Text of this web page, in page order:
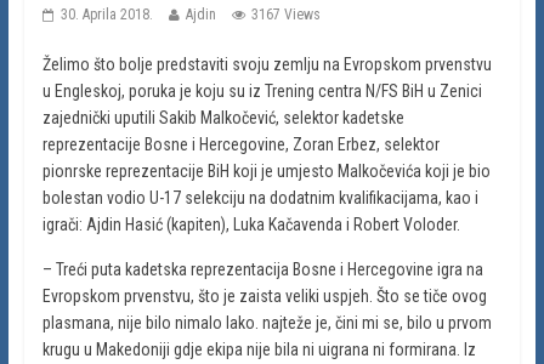
30. Aprila 2018. Ajdin 3167 Views
Želimo što bolje predstaviti svoju zemlju na Evropskom prvenstvu
u Engleskoj, poruka je koju su iz Trening centra N/FS BiH u Zenici
zajednički uputili Sakib Malkočević, selektor kadetske
reprezentacije Bosne i Hercegovine, Zoran Erbez, selektor
pionrske reprezentacije BiH koji je umjesto Malkočevića koji je bio
bolestan vodio U-17 selekciju na dodatnim kvalifikacijama, kao i
igrači: Ajdin Hasić (kapiten), Luka Kačavenda i Robert Voloder.
– Treći puta kadetska reprezentacija Bosne i Hercegovine igra na
Evropskom prvenstvu, što je zaista veliki uspjeh. Što se tiče ovog
plasmana, nije bilo nimalo lako. najteže je, čini mi se, bilo u prvom
krugu u Makedoniji gdje ekipa nije bila ni uigrana ni formirana. Iz